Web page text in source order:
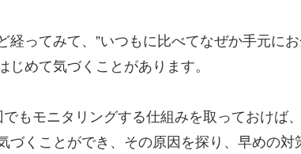
経ってみて、”いつもに比べてなぜか手元に
じめて気づくことがあります。
でもモニタリングする仕組みを取っておけば
づくことができ、その原因を探り、早めの対